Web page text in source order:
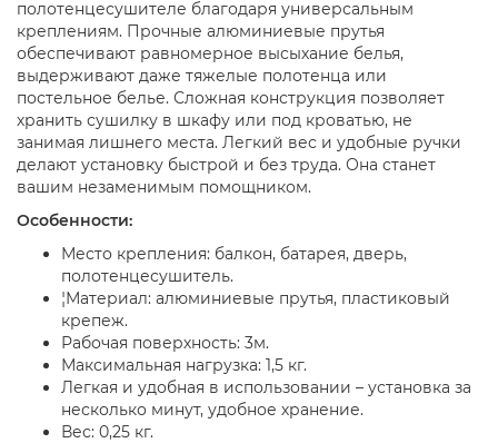
полотенцесушителе благодаря универсальным
креплениям. Прочные алюминиевые прутья
обеспечивают равномерное высыхание белья,
выдерживают даже тяжелые полотенца или
постельное белье. Сложная конструкция позволяет
хранить сушилку в шкафу или под кроватью, не
занимая лишнего места. Легкий вес и удобные ручки
делают установку быстрой и без труда. Она станет
вашим незаменимым помощником.
Особенности:
Место крепления: балкон, батарея, дверь,
полотенцесушитель.
¦Материал: алюминиевые прутья, пластиковый
крепеж.
Рабочая поверхность: 3м.
Максимальная нагрузка: 1,5 кг.
Легкая и удобная в использовании – установка за
несколько минут, удобное хранение.
Вес: 0,25 кг.